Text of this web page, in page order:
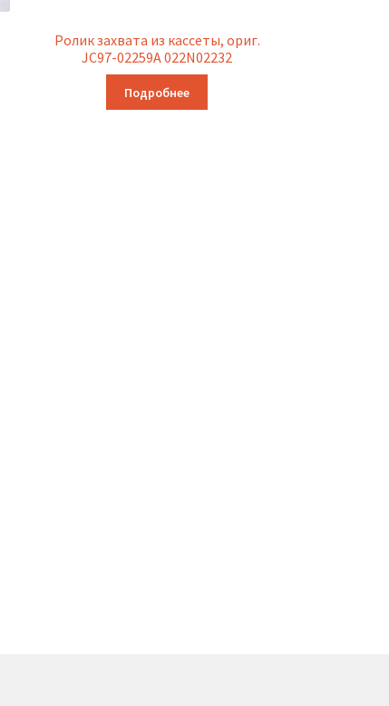
Ролик захвата из кассеты, ориг.
JC97-02259A 022N02232
Подробнее